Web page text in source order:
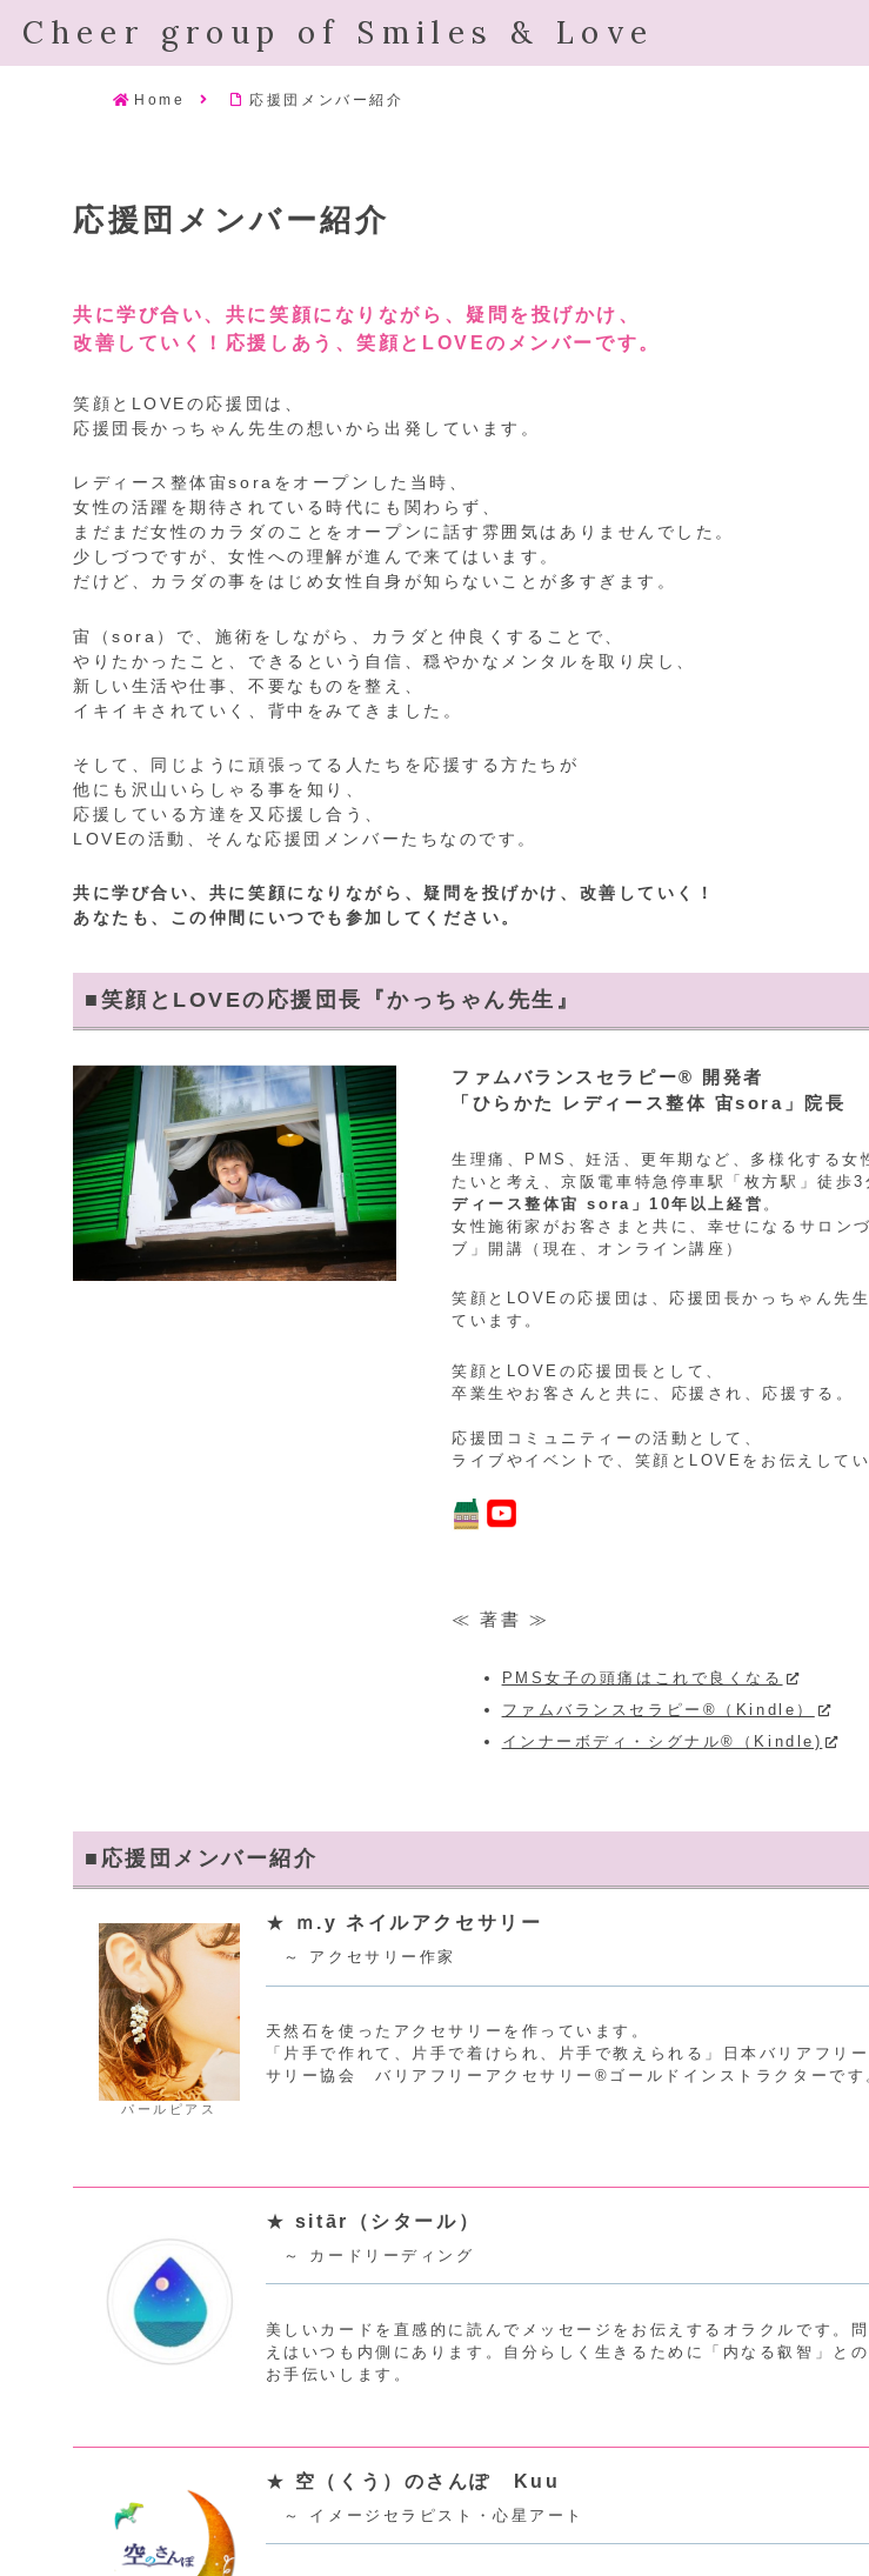
Cheer group of Smiles & Love
Home 応援団メンバー紹介
応援団メンバー紹介
共に学び合い、共に笑顔になりながら、疑問を投げかけ、
改善していく！応援しあう、笑顔とLOVEのメンバーです。
笑顔とLOVEの応援団は、
応援団長かっちゃん先生の想いから出発しています。
レディース整体宙soraをオープンした当時、
女性の活躍を期待されている時代にも関わらず、
まだまだ女性のカラダのことをオープンに話す雰囲気はありませんでした。
少しづつですが、女性への理解が進んで来てはいます。
だけど、カラダの事をはじめ女性自身が知らないことが多すぎます。
宙（sora）で、施術をしながら、カラダと仲良くすることで、
やりたかったこと、できるという自信、穏やかなメンタルを取り戻し、
新しい生活や仕事、不要なものを整え、
イキイキされていく、背中をみてきました。
そして、同じように頑張ってる人たちを応援する方たちが
他にも沢山いらしゃる事を知り、
応援している方達を又応援し合う、
LOVEの活動、そんな応援団メンバーたちなのです。
共に学び合い、共に笑顔になりながら、疑問を投げかけ、改善していく！
あなたも、この仲間にいつでも参加してください。
■ 笑顔とLOVEの応援団長『かっちゃん先生』
ファムバランスセラピー® 開発者
「ひらかた レディース整体 宙sora」院長
生理痛、PMS、妊活、更年期など、多様化する女
たいと考え、京阪電車特急停車駅「枚方駅」徒歩3
ディース整体宙 sora」10年以上経営 。
女性施術家がお客さまと共に、幸せになるサロン
ブ」開講（現在、オンライン講座）
笑顔とLOVEの応援団は、応援団長かっちゃん先
ています。
笑顔とLOVEの応援団長として、
卒業生やお客さんと共に、応援され、応援する。
応援団コミュニティーの活動として、
ライブやイベントで、笑顔とLOVEをお伝えしてい
≪ 著書 ≫
PMS女子の頭痛はこれで良くなる
ファムバランスセラピー®（Kindle）
インナーボディ・シグナル®（Kindle)
■応援団メンバー紹介
パールピアス
★ ｍ.y ネイルアクセサリー
～ アクセサリー作家
天然石を使ったアクセサリーを作っています。
「片手で作れて、片手で着けられ、片手で教えられる」日本バリアフリ
サリー協会 バリアフリーアクセサリー®︎ゴールドインストラクターです
★ sitār（シタール）
～ カードリーディング
美しいカードを直感的に読んでメッセージをお伝えするオラクルです。
えはいつも内側にあります。自分らしく生きるために「内なる叡智」との
お手伝いします。
★ 空（くう）のさんぽ Kuu
～ イメージセラピスト・心星アート